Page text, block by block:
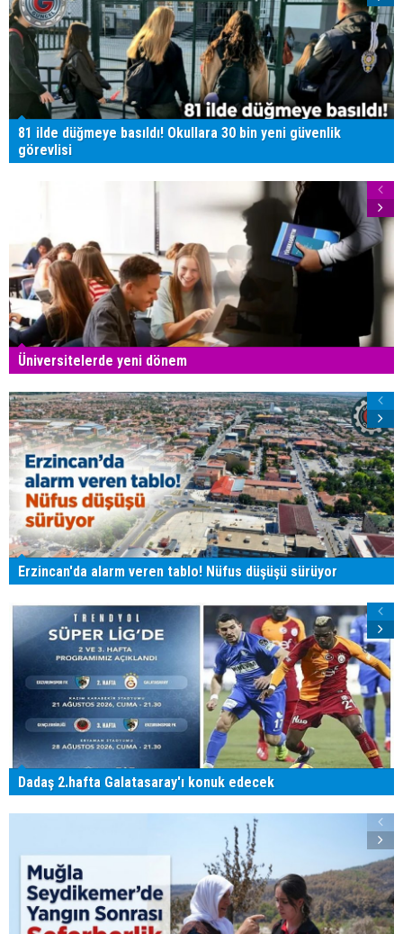
81 ilde düğmeye basıldı! Okullara 30 bin yeni güvenlik
görevlisi
Üniversitelerde yeni dönem
Erzincan'da alarm veren tablo! Nüfus düşüşü sürüyor
Dadaş 2.hafta Galatasaray'ı konuk edecek